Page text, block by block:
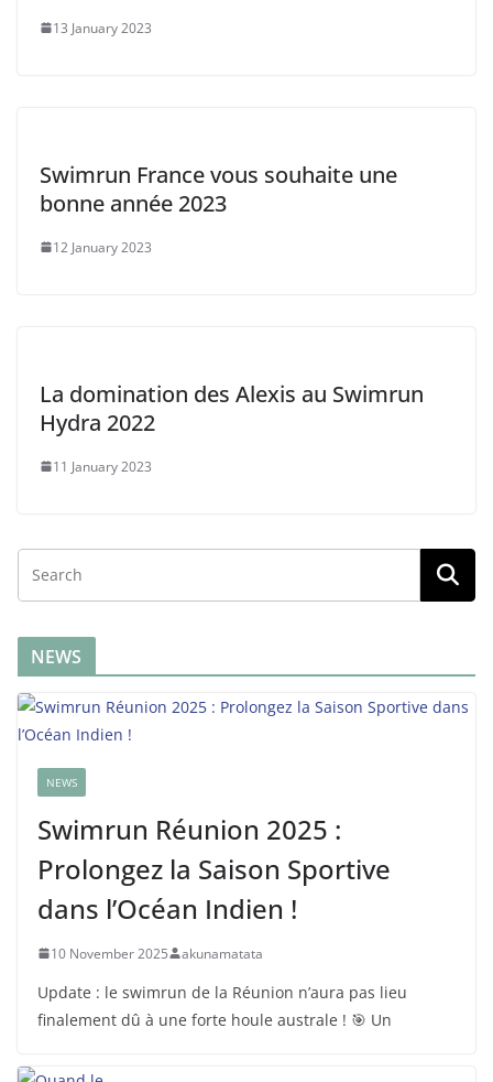
13 January 2023
Swimrun France vous souhaite une
bonne année 2023
12 January 2023
La domination des Alexis au Swimrun
Hydra 2022
11 January 2023
NEWS
NEWS
Swimrun Réunion 2025 :
Prolongez la Saison Sportive
dans l’Océan Indien !
10 November 2025 akunamatata
Update : le swimrun de la Réunion n’aura pas lieu
finalement dû à une forte houle australe ! 🎯 Un